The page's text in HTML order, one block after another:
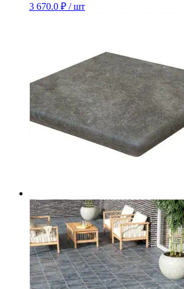
3 670.0 ₽ / шт